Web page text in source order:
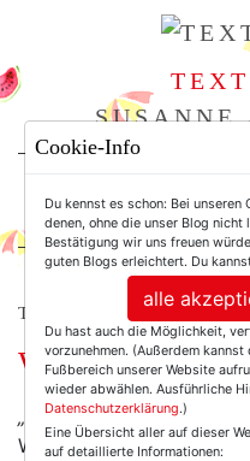
SUSANNE
For
THE CURVY COLUMN
Was bin ich mir
„Weil ich es mir wert bin.“
Werbeslogan eines
Cookie-Info
Du kennst es schon: Bei
denen, ohne die unser Blog
Bestätigung wir uns freuen
guten Blogs erleichtert. Du
alle
Du hast auch die Möglichkeit,
vorzunehmen. (Außerdem
Fußbereich unserer Website
wieder abwählen. Ausführliche
Datenschutzerklärung.)
Eine Übersicht aller auf dieser
auf detaillierte Informationen: